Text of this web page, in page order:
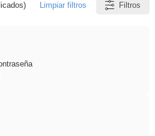
Limpiar filtros Filtros